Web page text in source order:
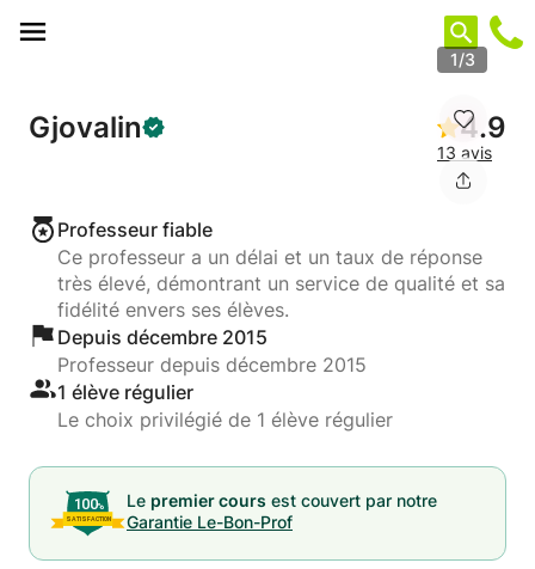
1/3
Gjovalin 4.9
13 avis
Professeur fiable
Ce professeur a un délai et un taux de réponse
très élevé, démontrant un service de qualité et sa
fidélité envers ses élèves.
Depuis décembre 2015
Professeur depuis décembre 2015
1 élève régulier
Le choix privilégié de 1 élève régulier
Le premier cours est couvert par notre
Garantie Le-Bon-Prof